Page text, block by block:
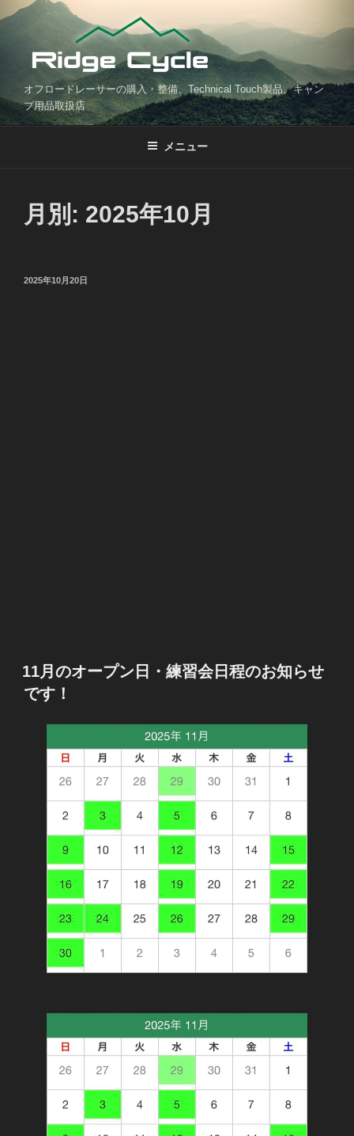
へ
ス
オフロードレーサーの購入・整備、Technical Touch製品、キャン
プ用品取扱店
メニュー
月別: 2025年10月
投
2025年10月20日
11月のオープン日・練習会日程のお知らせ
です！